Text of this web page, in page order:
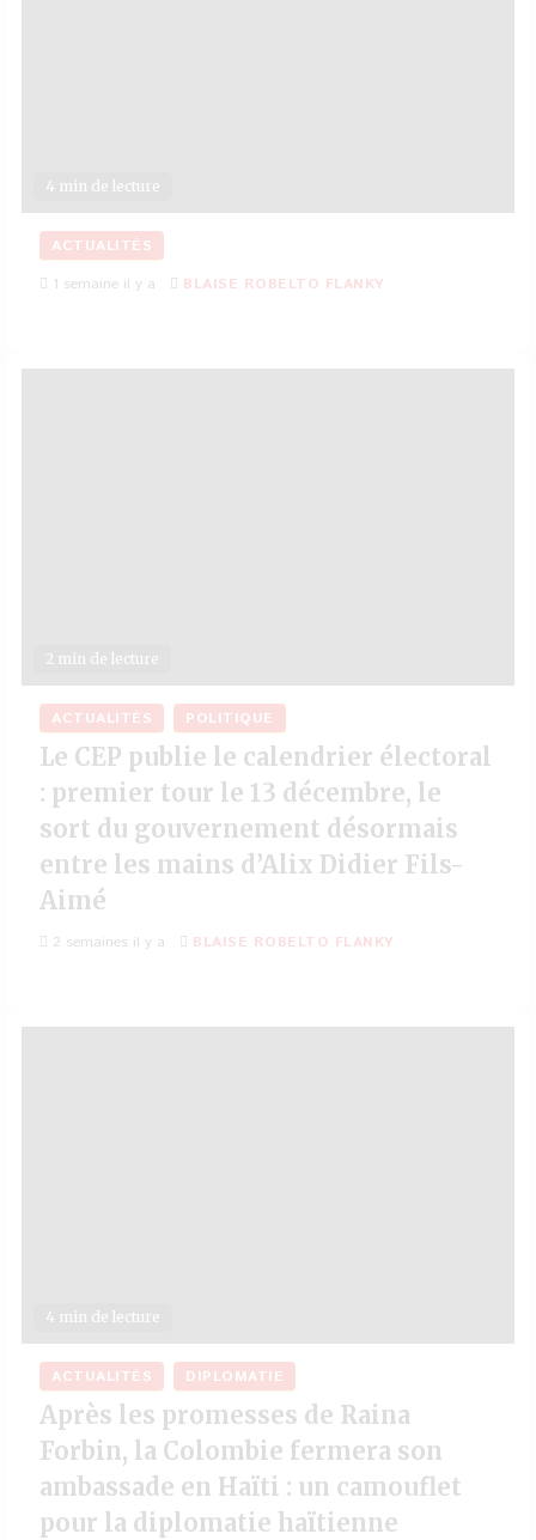
4 min de lecture
ACTUALITÉS
1 semaine il y a
BLAISE ROBELTO FLANKY
2 min de lecture
ACTUALITÉS POLITIQUE
Le CEP publie le calendrier électoral
: premier tour le 13 décembre, le
sort du gouvernement désormais
entre les mains d’Alix Didier Fils-
Aimé
2 semaines il y a BLAISE ROBELTO FLANKY
4 min de lecture
ACTUALITÉS DIPLOMATIE
Après les promesses de Raina
Forbin, la Colombie fermera son
ambassade en Haïti : un camouflet
pour la diplomatie haïtienne